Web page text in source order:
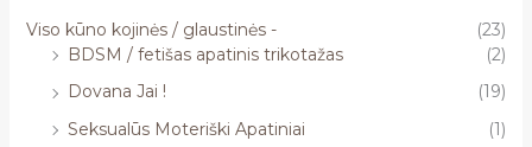
Viso kūno kojinės / glaustinės -
(23)
BDSM / fetišas apatinis trikotažas
(2)
Dovana Jai !
(19)
Seksualūs Moteriški Apatiniai
(1)